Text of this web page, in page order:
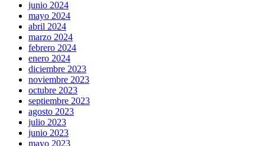
junio 2024
mayo 2024
abril 2024
marzo 2024
febrero 2024
enero 2024
diciembre 2023
noviembre 2023
octubre 2023
septiembre 2023
agosto 2023
julio 2023
junio 2023
mayo 2023